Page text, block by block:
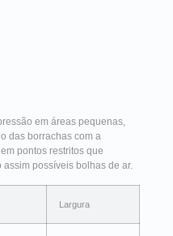
em áreas pequenas,
das borrachas com a
pontos restritos que
possíveis bolhas de ar.
Largura